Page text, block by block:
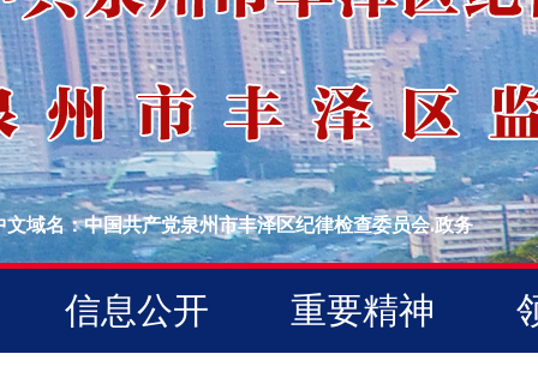
文域名：中国共产党泉州市丰泽区纪律检查委员会.政务
信息公开 重要精神